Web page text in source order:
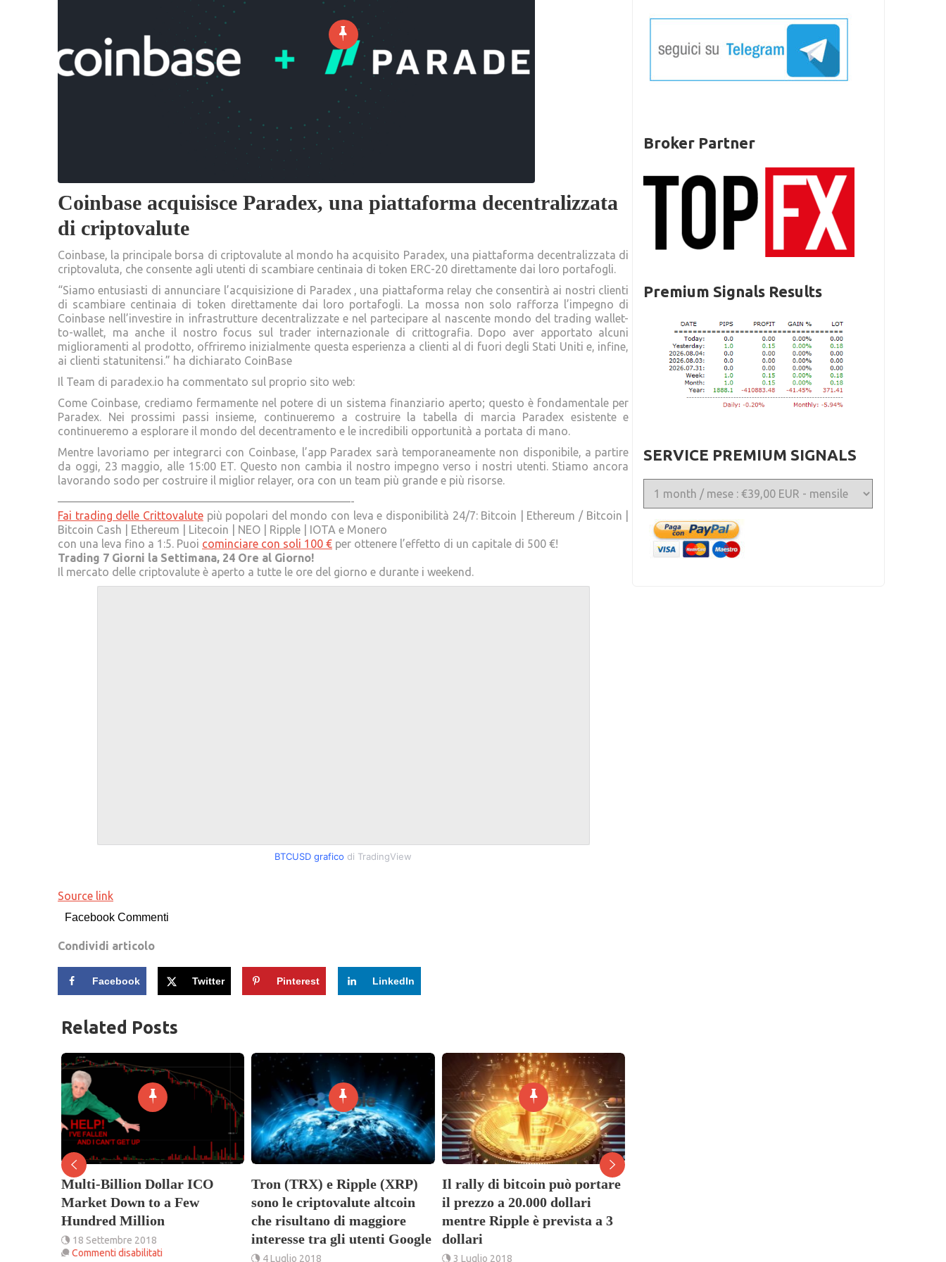
Coinbase acquisisce Paradex, una piattaforma decentralizzata
di criptovalute
Coinbase, la principale borsa di criptovalute al mondo ha acquisito Paradex, una piattaforma decentralizzata di
criptovaluta, che consente agli utenti di scambiare centinaia di token ERC-20 direttamente dai loro portafogli.
“Siamo entusiasti di annunciare l’acquisizione di Paradex , una piattaforma relay che consentirà ai nostri clienti
di scambiare centinaia di token direttamente dai loro portafogli. La mossa non solo rafforza l’impegno di
Coinbase nell’investire in infrastrutture decentralizzate e nel partecipare al nascente mondo del trading wallet-
to-wallet, ma anche il nostro focus sul trader internazionale di crittografia. Dopo aver apportato alcuni
miglioramenti al prodotto, offriremo inizialmente questa esperienza a clienti al di fuori degli Stati Uniti e, infine,
ai clienti statunitensi.” ha dichiarato CoinBase
Il Team di paradex.io ha commentato sul proprio sito web:
Come Coinbase, crediamo fermamente nel potere di un sistema finanziario aperto; questo è fondamentale per
Paradex. Nei prossimi passi insieme, continueremo a costruire la tabella di marcia Paradex esistente e
continueremo a esplorare il mondo del decentramento e le incredibili opportunità a portata di mano.
Mentre lavoriamo per integrarci con Coinbase, l’app Paradex sarà temporaneamente non disponibile, a partire
da oggi, 23 maggio, alle 15:00 ET. Questo non cambia il nostro impegno verso i nostri utenti. Stiamo ancora
lavorando sodo per costruire il miglior relayer, ora con un team più grande e più risorse.
——————————————————————————-
Fai trading delle Crittovalutepiù popolari del mondo con leva e disponibilità 24/7: Bitcoin | Ethereum / Bitcoin |
Bitcoin Cash | Ethereum | Litecoin | NEO | Ripple | IOTA e Monero
con una leva fino a 1:5. Puoi cominciare con soli 100 € per ottenere l’effetto di un capitale di 500 €!
Trading 7 Giorni la Settimana, 24 Ore al Giorno!
Il mercato delle criptovalute è aperto a tutte le ore del giorno e durante i weekend.
BTCUSD grafico di TradingView
Source link
Facebook Commenti
Condividi articolo
Facebook Twitter Pinterest LinkedIn
Related Posts
Multi-Billion Dollar ICO
Market Down to a Few
Hundred Million
18 Settembre 2018
Commenti disabilitatisu
Tron (TRX) e Ripple (XRP)
sono le criptovalute altcoin
che risultano di maggiore
interesse tra gli utenti Google
4 Luglio 2018
Il rally di bitcoin può portare
il prezzo a 20.000 dollari
mentre Ripple è prevista a 3
dollari
3 Luglio 2018
Broker Partner
Premium Signals Results
SERVICE PREMIUM SIGNALS